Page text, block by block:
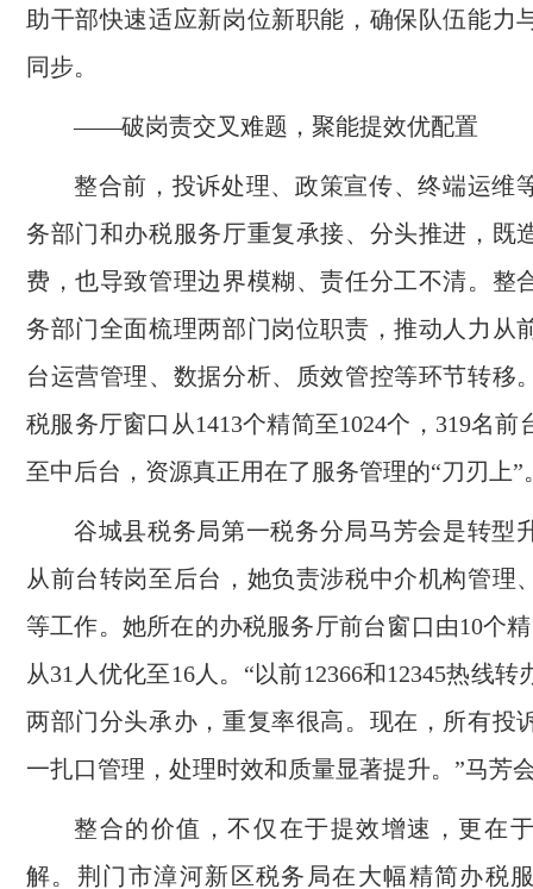
助干部快速适应新岗位新职能，确保队伍能力
同步。
——破岗责交叉难题，聚能提效优配置
整合前，投诉处理、政策宣传、终端运维
务部门和办税服务厅重复承接、分头推进，既
费，也导致管理边界模糊、责任分工不清。整
务部门全面梳理两部门岗位职责，推动人力从
台运营管理、数据分析、质效管控等环节转移
税服务厅窗口从1413个精简至1024个，319名前
至中后台，资源真正用在了服务管理的“刀刃上”
谷城县税务局第一税务分局马芳会是转型
从前台转岗至后台，她负责涉税中介机构管理
等工作。她所在的办税服务厅前台窗口由10个
从31人优化至16人。“以前12366和12345热线转
两部门分头承办，重复率很高。现在，所有投
一扎口管理，处理时效和质量显著提升。”马芳
整合的价值，不仅在于提效增速，更在
解。荆门市漳河新区税务局在大幅精简办税